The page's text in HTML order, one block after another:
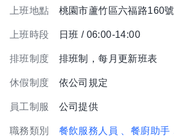
上班地點 桃園市蘆竹區六福路160號
上班時段 日班 / 06:00-14:00
排班制度 排班制，每月更新班表
休假制度 依公司規定
員工制服 公司提供
職務類別 餐飲服務人員 、餐廚助手